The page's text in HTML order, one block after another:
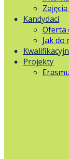
Kandydaci
Oferta
Jak do
Projekty